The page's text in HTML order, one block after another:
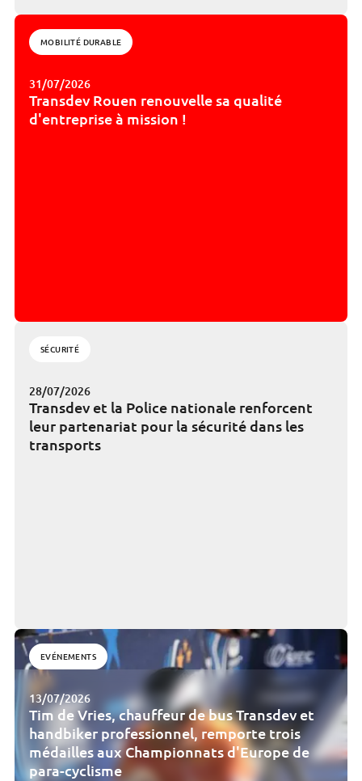
MOBILITÉ DURABLE
31/07/2026
Transdev Rouen renouvelle sa qualité
d'entreprise à mission !
SÉCURITÉ
28/07/2026
Transdev et la Police nationale renforcent
leur partenariat pour la sécurité dans les
transports
EVÉNEMENTS
13/07/2026
Tim de Vries, chauffeur de bus Transdev et
handbiker professionnel, remporte trois
médailles aux Championnats d'Europe de
para-cyclisme